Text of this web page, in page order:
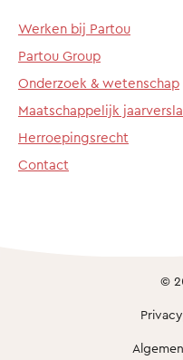
Werken bij Partou
Partou Group
Onderzoek & wetenschap
Maatschappelijk
Herroepingsrecht
Contact
©